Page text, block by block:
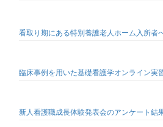
看取り期にある特別養護老人ホーム入所
臨床事例を用いた基礎看護学オンライン実
新人看護職成長体験発表会のアンケート